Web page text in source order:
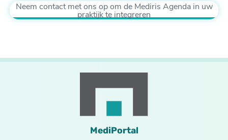
Neem contact met ons op om de Mediris Agenda in uw
praktijk te integreren
MediPortal